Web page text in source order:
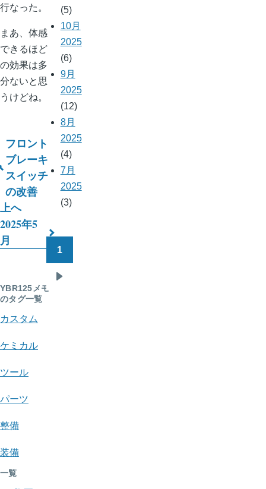
行なった。
まあ、体感
できるほど
の効果は多
分ないと思
うけどね。
ブ
ッ
ク
横
断
ン
ク:
YBR125
メ
モ
フロント
ブレーキ
スイッチ
の改善
上へ
2025年5
月
YBR125メモ
のタグ一覧
カスタム
ケミカル
ツール
パーツ
整備
装備
一覧
(5)
10月
2025
(6)
9月
2025
(12)
8月
2025
(4)
7月
2025
(3)
ー
ジ
1